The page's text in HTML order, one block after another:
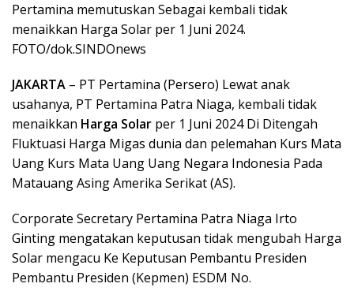
Pertamina memutuskan Sebagai kembali tidak
menaikkan Harga Solar per 1 Juni 2024.
FOTO/dok.SINDOnews
JAKARTA – PT Pertamina (Persero) Lewat anak
usahanya, PT Pertamina Patra Niaga, kembali tidak
menaikkan Harga Solar per 1 Juni 2024 Di Ditengah
Fluktuasi Harga Migas dunia dan pelemahan Kurs Mata
Uang Kurs Mata Uang Uang Negara Indonesia Pada
Matauang Asing Amerika Serikat (AS).
Corporate Secretary Pertamina Patra Niaga Irto
Ginting mengatakan keputusan tidak mengubah Harga
Solar mengacu Ke Keputusan Pembantu Presiden
Pembantu Presiden (Kepmen) ESDM No.